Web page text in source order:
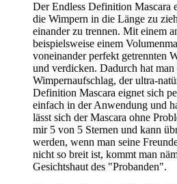
Der Endless Definition Mascara
die Wimpern in die Länge zu
einander zu trennen. Mit einem
beispielsweise einem
voneinander perfekt getrennten
und verdicken. Dadurch hat man
Wimpernaufschlag, der ultra-
Definition Mascara eignet sich
einfach in der Anwendung und
lässt sich der Mascara ohne
mir 5 von 5 Sternen und kann
werden, wenn man seine
nicht so breit ist, kommt man
Gesichtshaut des "Probanden".